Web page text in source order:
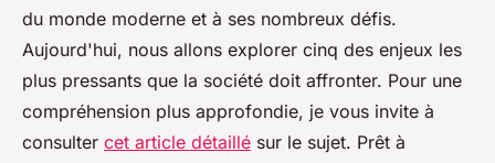
du monde moderne et à ses nombreux défis.
Aujourd'hui, nous allons explorer cinq des enjeux les
plus pressants que la société doit affronter. Pour une
compréhension plus approfondie, je vous invite à
consulter cet article détaillé sur le sujet. Prêt à